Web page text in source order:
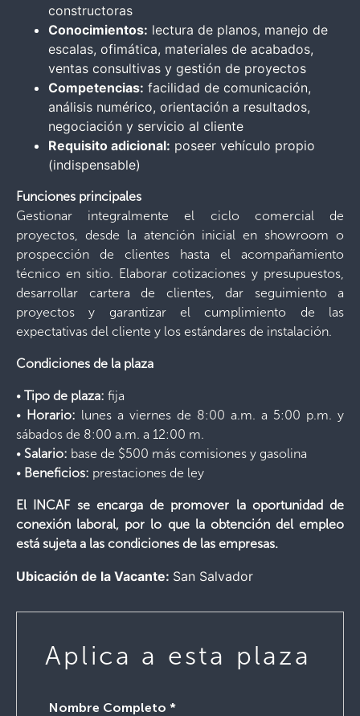
constructoras
Conocimientos: lectura de planos, manejo de
escalas, ofimática, materiales de acabados,
ventas consultivas y gestión de proyectos
Competencias: facilidad de comunicación,
análisis numérico, orientación a resultados,
negociación y servicio al cliente
Requisito adicional: poseer vehículo propio
(indispensable)
Funciones principales
Gestionar integralmente el ciclo comercial de
proyectos, desde la atención inicial en showroom o
prospección de clientes hasta el acompañamiento
técnico en sitio. Elaborar cotizaciones y presupuestos,
desarrollar cartera de clientes, dar seguimiento a
proyectos y garantizar el cumplimiento de las
expectativas del cliente y los estándares de instalación.
Condiciones de la plaza
• Tipo de plaza: fija
• Horario: lunes a viernes de 8:00 a.m. a 5:00 p.m. y
sábados de 8:00 a.m. a 12:00 m.
• Salario: base de $500 más comisiones y gasolina
• Beneficios: prestaciones de ley
El INCAF se encarga de promover la oportunidad de
conexión laboral, por lo que la obtención del empleo
está sujeta a las condiciones de las empresas.
Ubicación de la Vacante: San Salvador
Aplica a esta plaza
Nombre Completo *